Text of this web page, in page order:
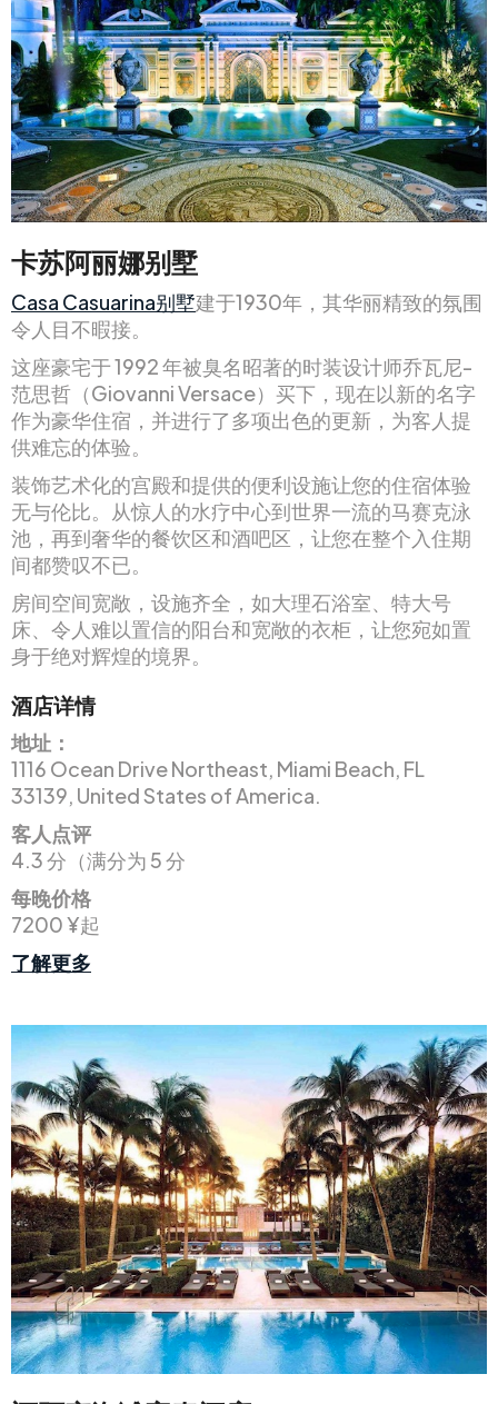
卡苏阿丽娜别墅
Casa Casuarina别墅建于1930年，其华丽精致的氛围
令人目不暇接。
这座豪宅于 1992 年被臭名昭著的时装设计师乔瓦尼-
范思哲（Giovanni Versace）买下，现在以新的名字
作为豪华住宿，并进行了多项出色的更新，为客人提
供难忘的体验。
装饰艺术化的宫殿和提供的便利设施让您的住宿体验
无与伦比。从惊人的水疗中心到世界一流的马赛克泳
池，再到奢华的餐饮区和酒吧区，让您在整个入住期
间都赞叹不已。
房间空间宽敞，设施齐全，如大理石浴室、特大号
床、令人难以置信的阳台和宽敞的衣柜，让您宛如置
身于绝对辉煌的境界。
酒店详情
地址：
1116 Ocean Drive Northeast, Miami Beach, FL
33139, United States of America.
客人点评
4.3 分（满分为 5 分
每晚价格
7200 ¥起
了解更多